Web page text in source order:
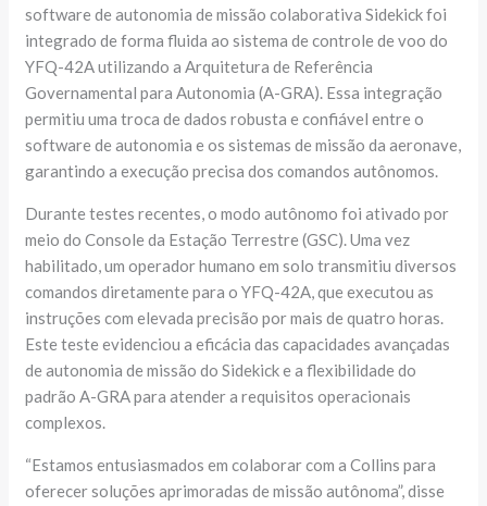
software de autonomia de missão colaborativa Sidekick foi
integrado de forma fluida ao sistema de controle de voo do
YFQ-42A utilizando a Arquitetura de Referência
Governamental para Autonomia (A-GRA). Essa integração
permitiu uma troca de dados robusta e confiável entre o
software de autonomia e os sistemas de missão da aeronave,
garantindo a execução precisa dos comandos autônomos.
Durante testes recentes, o modo autônomo foi ativado por
meio do Console da Estação Terrestre (GSC). Uma vez
habilitado, um operador humano em solo transmitiu diversos
comandos diretamente para o YFQ-42A, que executou as
instruções com elevada precisão por mais de quatro horas.
Este teste evidenciou a eficácia das capacidades avançadas
de autonomia de missão do Sidekick e a flexibilidade do
padrão A-GRA para atender a requisitos operacionais
complexos.
“Estamos entusiasmados em colaborar com a Collins para
oferecer soluções aprimoradas de missão autônoma”, disse